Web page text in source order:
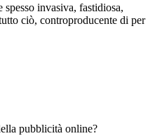
invasiva, fastidiosa,
ciò, controproducente di per